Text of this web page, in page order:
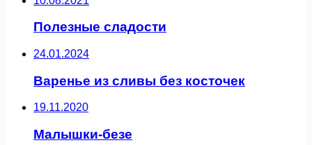
Полезные сладости
24.01.2024
Варенье из сливы без косточек
19.11.2020
Малышки-безе